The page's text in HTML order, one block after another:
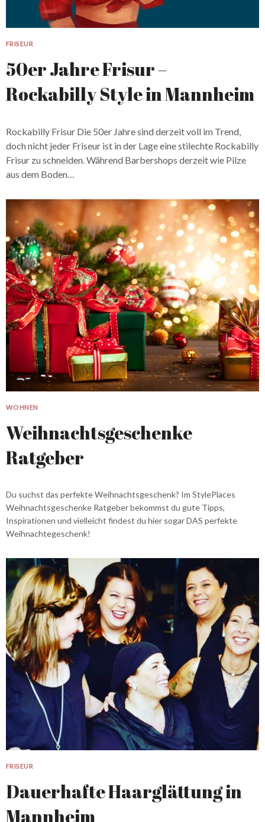
FRISEUR
50er Jahre Frisur –
Rockabilly Style in Mannheim
Rockabilly Frisur Die 50er Jahre sind derzeit voll im Trend,
doch nicht jeder Friseur ist in der Lage eine stilechte Rockabilly
Frisur zu schneiden. Während Barbershops derzeit wie Pilze
aus dem Boden…
WOHNEN
Weihnachtsgeschenke
Ratgeber
Du suchst das perfekte Weihnachtsgeschenk? Im StylePlaces
Weihnachtsgeschenke Ratgeber bekommst du gute Tipps,
Inspirationen und vielleicht findest du hier sogar DAS perfekte
Weihnachtegeschenk!
FRISEUR
Dauerhafte Haarglättung in
Mannheim